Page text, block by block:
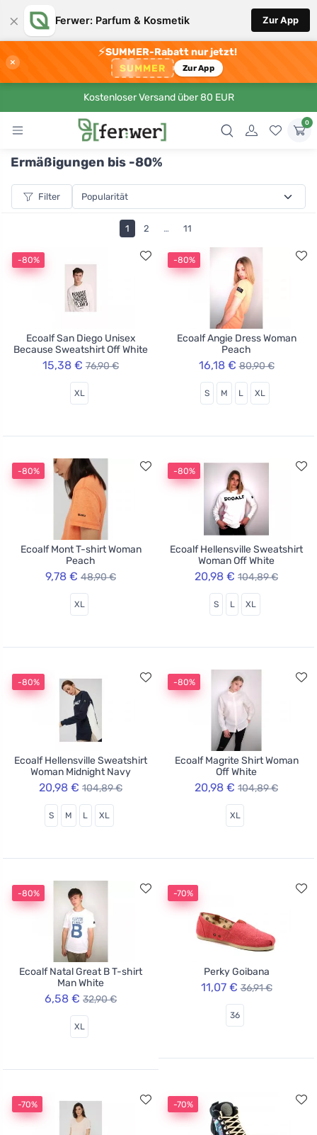
× Ferwer: Parfum & Kosmetik Zur App
×
⚡SUMMER-Rabatt nur jetzt!
SUMMER Zur App
Kostenloser Versand über 80 EUR
0
Ermäßigungen bis -80%
Filter
1 2 … 11
-80%
Ecoalf San Diego Unisex
Because Sweatshirt Off White
15,38 € 76,90 €
XL
-80%
Ecoalf Angie Dress Woman
Peach
16,18 € 80,90 €
S M L XL
-80%
Ecoalf Mont T-shirt Woman
Peach
9,78 € 48,90 €
XL
-80%
Ecoalf Hellensville Sweatshirt
Woman Off White
20,98 € 104,89 €
S L XL
-80%
Ecoalf Hellensville Sweatshirt
Woman Midnight Navy
20,98 € 104,89 €
S M L XL
-80%
Ecoalf Magrite Shirt Woman
Off White
20,98 € 104,89 €
XL
-80%
Ecoalf Natal Great B T-shirt
Man White
6,58 € 32,90 €
XL
-70%
Perky Goibana
11,07 € 36,91 €
36
-70% -70%